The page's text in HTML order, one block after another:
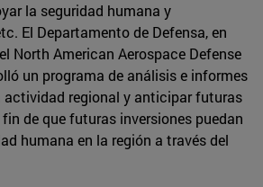
la seguridad humana y
El Departamento de Defensa, en
North American Aerospace Defense
un programa de análisis e informes
actividad regional y anticipar futuras
de que futuras inversiones puedan
humana en la región a través del